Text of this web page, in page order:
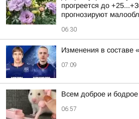
прогреется до
прогнозируют
06:30
Изменения в составе
07:09
Всем доброе и бодрое
06:57